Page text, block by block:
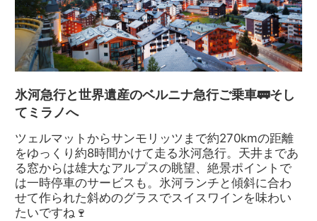
氷河急行と世界遺産のベルニナ急行ご乗車🚃そし
てミラノへ
ツェルマットからサンモリッツまで約270kmの距離
をゆっくり約8時間かけて走る氷河急行。天井まであ
る窓からは雄大なアルプスの眺望、絶景ポイントで
は一時停車のサービスも。氷河ランチと傾斜に合わ
せて作られた斜めのグラスでスイスワインを味わい
たいですね🍷